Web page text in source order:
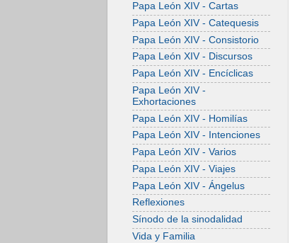
Papa León XIV - Cartas
Papa León XIV - Catequesis
Papa León XIV - Consistorio
Papa León XIV - Discursos
Papa León XIV - Encíclicas
Papa León XIV -
Exhortaciones
Papa León XIV - Homilías
Papa León XIV - Intenciones
Papa León XIV - Varios
Papa León XIV - Viajes
Papa León XIV - Ángelus
Reflexiones
Sínodo de la sinodalidad
Vida y Familia